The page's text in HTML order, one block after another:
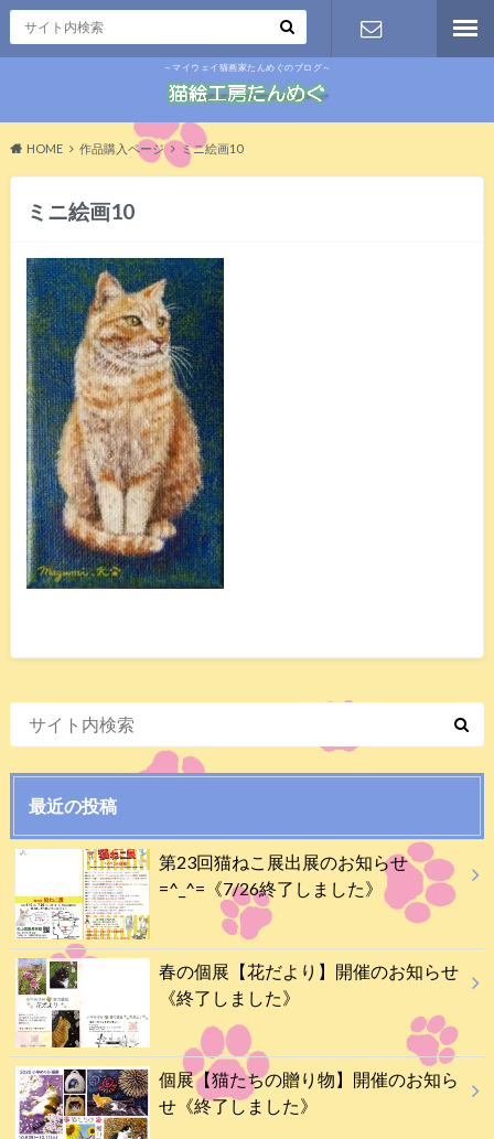
～マイウェイ猫画家たんめぐのブログ～
HOME 作品購入ページ ミニ絵画10
ミニ絵画10
最近の投稿
第23回猫ねこ展出展のお知らせ
=^_^=《7/26終了しました》
春の個展【花だより】開催のお知らせ
《終了しました》
個展【猫たちの贈り物】開催のお知ら
せ《終了しました》